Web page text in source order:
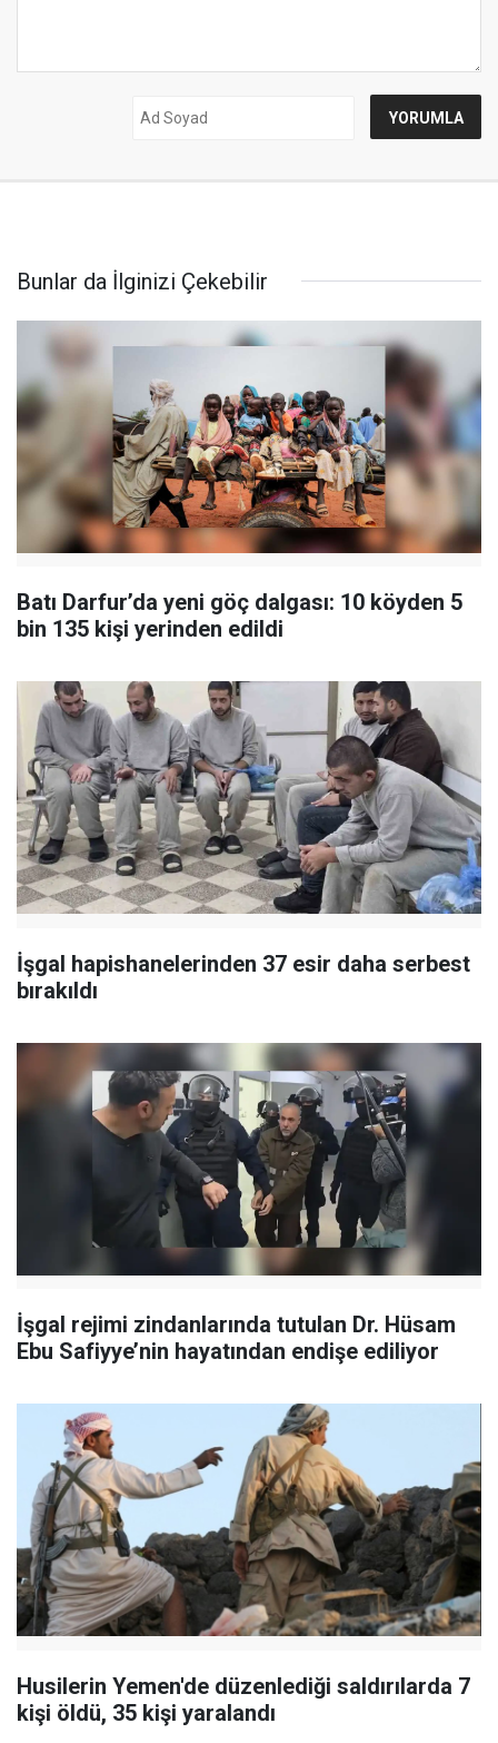
Bunlar da İlginizi Çekebilir
Batı Darfur’da yeni göç dalgası: 10 köyden 5
bin 135 kişi yerinden edildi
İşgal hapishanelerinden 37 esir daha serbest
bırakıldı
İşgal rejimi zindanlarında tutulan Dr. Hüsam
Ebu Safiyye’nin hayatından endişe ediliyor
Husilerin Yemen'de düzenlediği saldırılarda 7
kişi öldü, 35 kişi yaralandı